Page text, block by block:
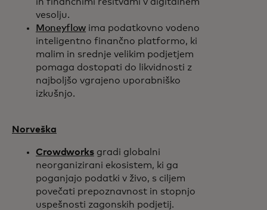
vesolju.
Moneyflow ima podatkovno vodeno
inteligentno finančno platformo, ki
malim in srednje velikim podjetjem
pomaga dostopati do likvidnosti z
najboljšo vgrajeno uporabniško
izkušnjo.
Norveška
Crowdworksgradi globalni
neorganizirani ekosistem, ki ga
poganjajo podatki v živo, s ciljem
povečati prepoznavnost in stopnjo
uspešnosti zagonskih podjetij.